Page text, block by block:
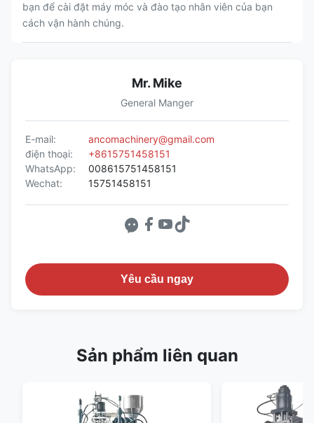
bạn để cài đặt máy móc và đào tạo nhân viên của bạn
cách vận hành chúng.
Mr. Mike
General Manger
E-mail:
ancomachinery@gmail.com
điện thoại:
+8615751458151
WhatsApp:
008615751458151
Wechat:
15751458151
Yêu cầu ngay
Sản phẩm liên quan